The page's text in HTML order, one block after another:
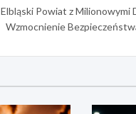
Elbląski Powiat z Milionowymi
Wzmocnienie